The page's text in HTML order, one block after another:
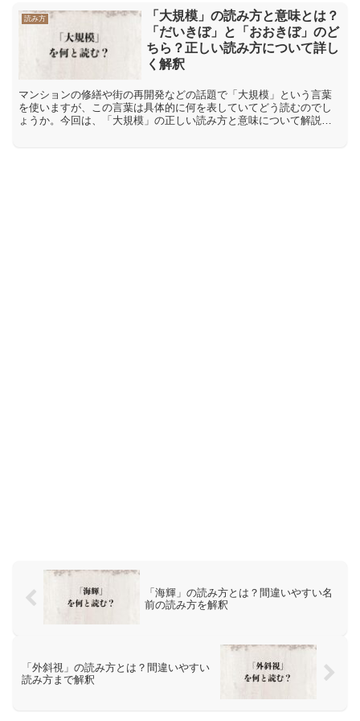
読み方
「大規模」の読み方と意味とは？
「だいきぼ」と「おおきぼ」のど
ちら？正しい読み方について詳し
く解釈
マンションの修繕や街の再開発などの話題で「大規模」という言葉
を使いますが、この言葉は具体的に何を表していてどう読むのでし
ょうか。今回は、「大規模」の正しい読み方と意味について解説し
「海輝」の読み方とは？間違いやすい名
前の読み方を解釈
「外斜視」の読み方とは？間違いやすい
読み方まで解釈